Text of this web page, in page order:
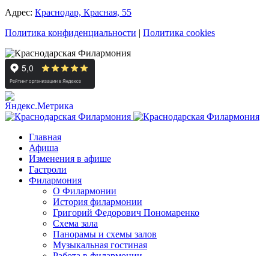
Адрес: Краснодар, Красная, 55
Политика конфиденциальности | Политика cookies
Главная
Афиша
Изменения в афише
Гастроли
Филармония
О Филармонии
История филармонии
Григорий Федорович Пономаренко
Схема зала
Панорамы и схемы залов
Музыкальная гостиная